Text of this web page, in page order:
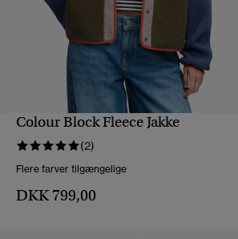
Colour Block Fleece Jakke
(2)
Flere farver tilgængelige
DKK 799,00